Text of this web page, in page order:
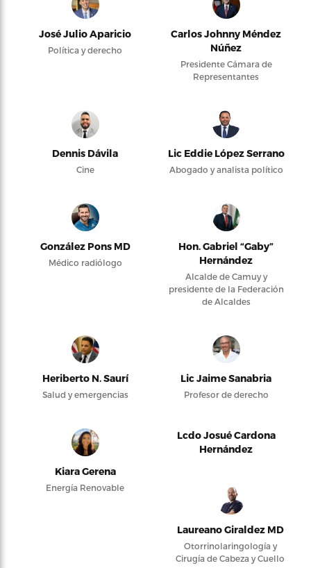
José Julio Aparicio
Política y derecho
Carlos Johnny Méndez
Núñez
Presidente Cámara de
Representantes
Dennis Dávila
Cine
Lic Eddie López Serrano
Abogado y analista político
González Pons MD
Médico radiólogo
Hon. Gabriel “Gaby”
Hernández
Alcalde de Camuy y
presidente de la Federación
de Alcaldes
Heriberto N. Saurí
Salud y emergencias
Lic Jaime Sanabria
Profesor de derecho
Kiara Gerena
Energía Renovable
Lcdo Josué Cardona
Hernández
Laureano Giraldez MD
Otorrinolaringología y
Cirugía de Cabeza y Cuello